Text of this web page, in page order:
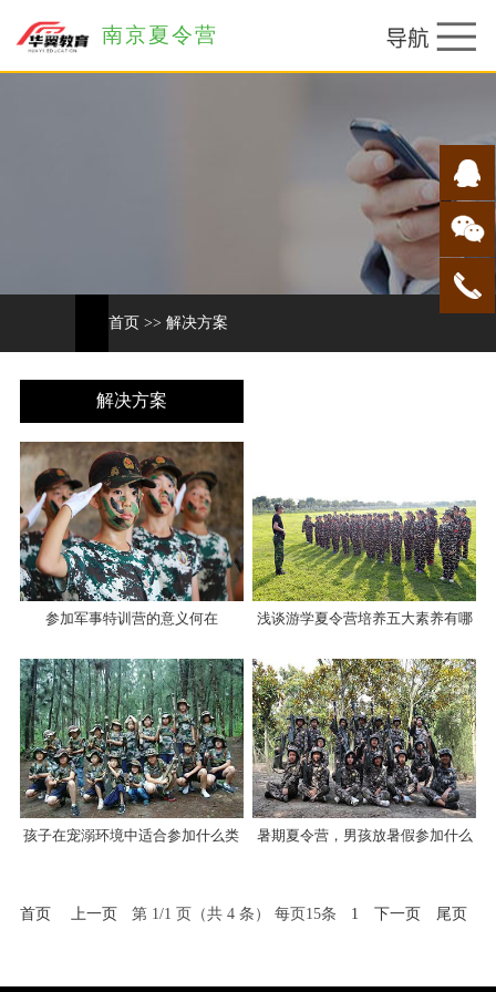
南京夏令营
首页 >> 解决方案
解决方案
参加军事特训营的意义何在 浅谈游学夏令营培养五大素养有哪
孩子在宠溺环境中适合参加什么类 暑期夏令营，男孩放暑假参加什么
首页 上一页 第 1/1 页（共 4 条） 每页15条 1 下一页 尾页